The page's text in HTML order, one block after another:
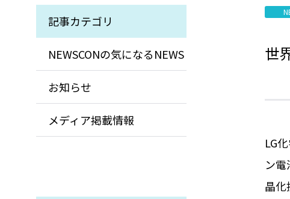
記事カテゴリ
NEWSCONの気になるNEWS
お知らせ
メディア掲載情報
世
LG
ン
晶化